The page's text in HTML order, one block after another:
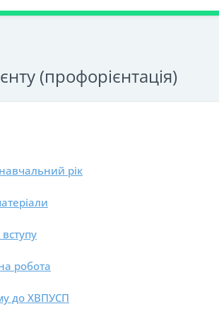
(профорієнтація)
рік
робота
до ХВПУСП